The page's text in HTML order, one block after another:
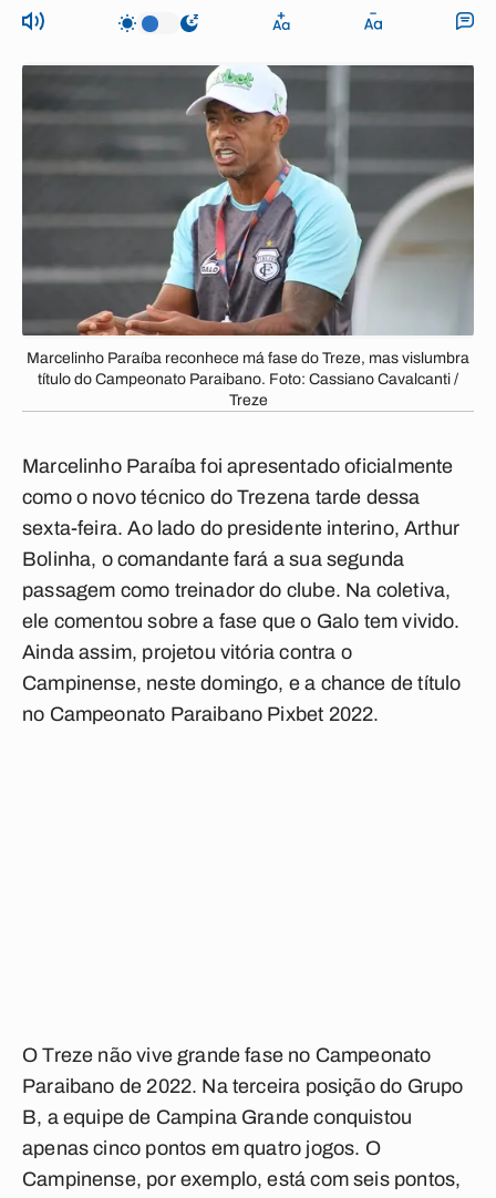
Marcelinho Paraíba reconhece má fase do Treze, mas vislumbra
título do Campeonato Paraibano. Foto: Cassiano Cavalcanti /
Treze
Marcelinho Paraíba foi apresentado oficialmente
como o novo técnico do Trezena tarde dessa
sexta-feira. Ao lado do presidente interino, Arthur
Bolinha, o comandante fará a sua segunda
passagem como treinador do clube. Na coletiva,
ele comentou sobre a fase que o Galo tem vivido.
Ainda assim, projetou vitória contra o
Campinense, neste domingo, e a chance de título
no Campeonato Paraibano Pixbet 2022.
O Treze não vive grande fase no Campeonato
Paraibano de 2022. Na terceira posição do Grupo
B, a equipe de Campina Grande conquistou
apenas cinco pontos em quatro jogos. O
Campinense, por exemplo, está com seis pontos,